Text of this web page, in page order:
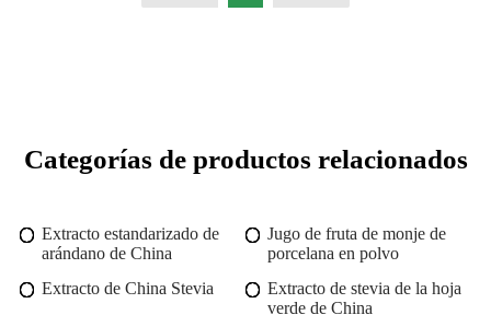
Categorías de productos relacionados
Extracto estandarizado de
arándano de China
Jugo de fruta de monje de
porcelana en polvo
Extracto de China Stevia
Extracto de stevia de la hoja
verde de China